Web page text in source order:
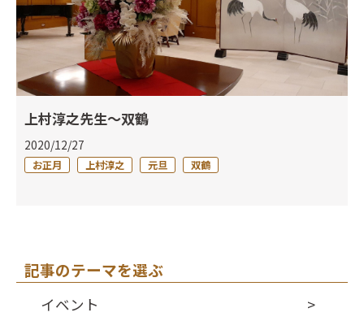
上村淳之先生～双鶴
2020/12/27
お正月 上村淳之 元旦 双鶴
記事のテーマを選ぶ
イベント